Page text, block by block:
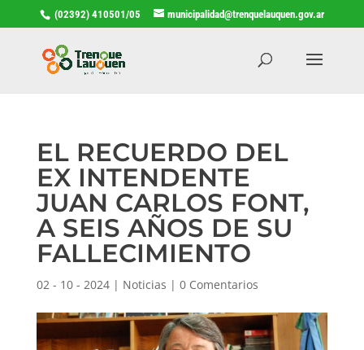
(02392) 410501/05 municipalidad@trenquelauquen.gov.ar
EL RECUERDO DEL
EX INTENDENTE
JUAN CARLOS FONT,
A SEIS AÑOS DE SU
FALLECIMIENTO
02 - 10 - 2024| Noticias | 0 Comentarios